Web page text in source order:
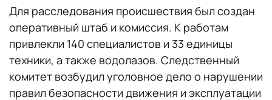
Для расследования происшествия был создан
оперативный штаб и комиссия. К работам
привлекли 140 специалистов и 33 единицы
техники, а также водолазов. Следственный
комитет возбудил уголовное дело о нарушении
правил безопасности движения и эксплуатации